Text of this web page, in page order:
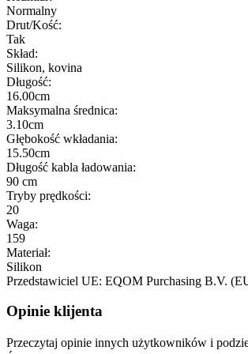
Normalny
Drut/Kość:
Tak
Skład:
Silikon, kovina
Długość:
16.00cm
Maksymalna średnica:
3.10cm
Głębokość wkładania:
15.50cm
Długość kabla ładowania:
90 cm
Tryby prędkości:
20
Waga:
159
Materiał:
Silikon
Przedstawiciel UE: EQOM Purchasing B.V.
Opinie klijenta
Przeczytaj opinie innych użytkowników i